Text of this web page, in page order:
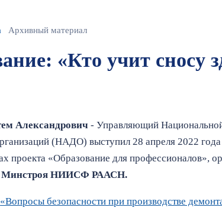
Архивный материал
«Кто учит
Александрович - Управляющий
(НАДО) выступил 28 апреля 2022
проекта «Образование для профессионалов»,
Минстроя НИИСФ РААСН.
«Вопросы безопасности при производстве